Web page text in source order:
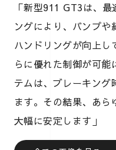
「新型911 GT3は、
ングにより、バンプや
ハンドリングが向上し
らに優れた制御が可
テムは、ブレーキング
ます。その結果、あ
大幅に安定します」